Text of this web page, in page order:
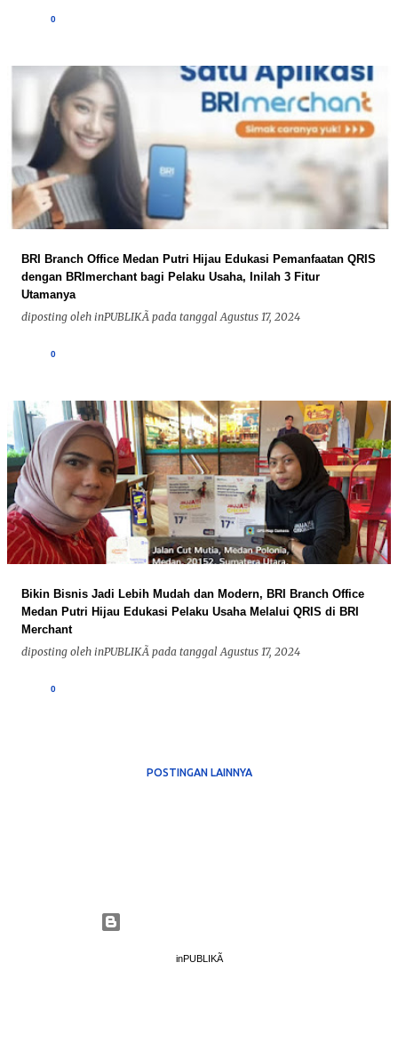
0
BRI Branch Office Medan Putri Hijau Edukasi Pemanfaatan QRIS
dengan BRImerchant bagi Pelaku Usaha, Inilah 3 Fitur
Utamanya
diposting oleh inPUBLIKÃ pada tanggal Agustus 17, 2024
0
Bikin Bisnis Jadi Lebih Mudah dan Modern, BRI Branch Office
Medan Putri Hijau Edukasi Pelaku Usaha Melalui QRIS di BRI
Merchant
diposting oleh inPUBLIKÃ pada tanggal Agustus 17, 2024
0
POSTINGAN LAINNYA
inPUBLIKÃ